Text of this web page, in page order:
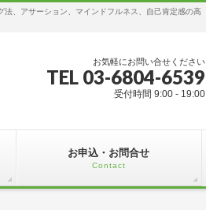
、アサーション、マインドフルネス、自己肯定感の高
お気軽にお問い合せください
TEL 03-6804-6539
受付時間 9:00 - 19:00
お申込・お問合せ
Contact